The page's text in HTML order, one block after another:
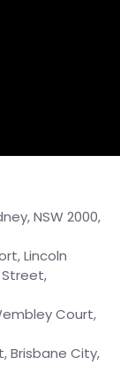
NSW 2000,
Lincoln
Street,
Court,
Brisbane City,